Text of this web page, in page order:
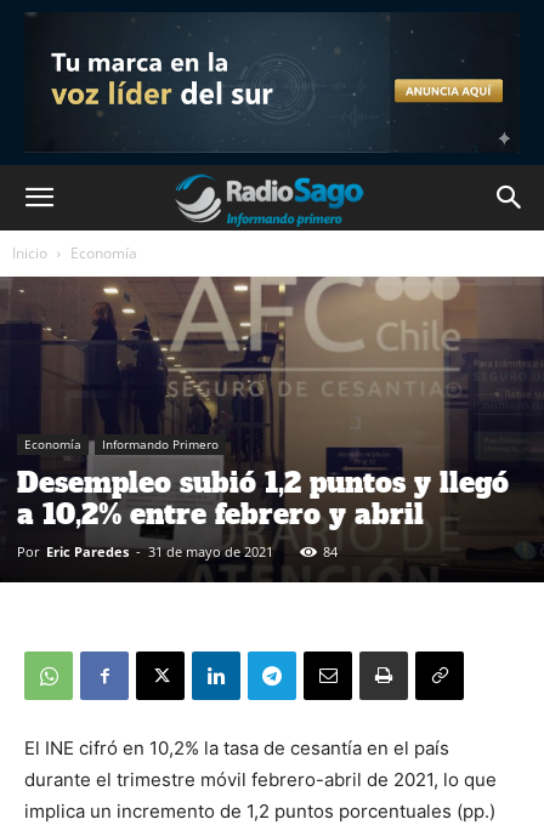
Inicio Economía
Economía Informando Primero
Desempleo subió 1,2 puntos y llegó
a 10,2% entre febrero y abril
Por Eric Paredes - 31 de mayo de 2021 84
El INE cifró en 10,2% la tasa de cesantía en el país
durante el trimestre móvil febrero-abril de 2021, lo que
implica un incremento de 1,2 puntos porcentuales (pp.)